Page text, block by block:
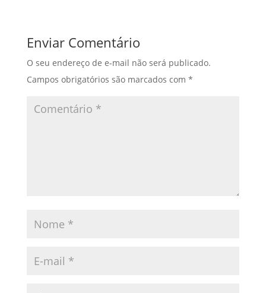
Enviar Comentário
O seu endereço de e-mail não será publicado.
Campos obrigatórios são marcados com *